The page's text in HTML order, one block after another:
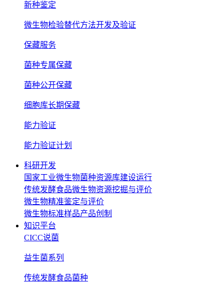
新种鉴定
微生物检验替代方法开发及验证
保藏服务
菌种专属保藏
菌种公开保藏
细胞库长期保藏
能力验证
能力验证计划
科研开发
国家工业微生物菌种资源库建设运行
传统发酵食品微生物资源挖掘与评价
微生物精准鉴定与评价
微生物标准样品产品创制
知识平台
CICC说菌
益生菌系列
传统发酵食品菌种